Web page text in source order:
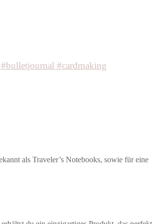
als Traveler’s Notebooks, sowie für eine